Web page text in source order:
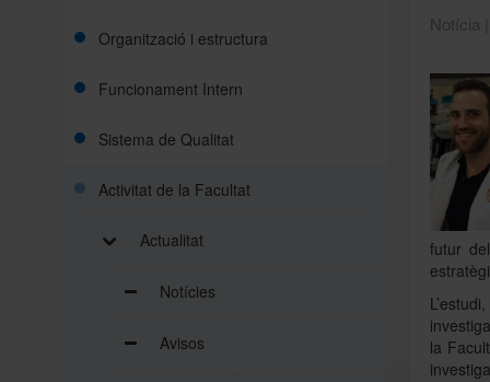
Organització i estructura
Funcionament Intern
Sistema de Qualitat
Activitat de la Facultat
Actualitat
Notícies
Avisos
Notícia
futur
la